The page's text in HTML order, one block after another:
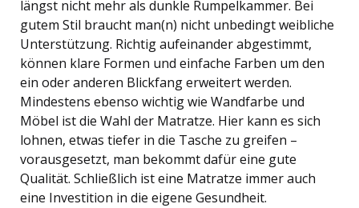
längst nicht mehr als dunkle Rumpelkammer. Bei
gutem Stil braucht man(n) nicht unbedingt weibliche
Unterstützung. Richtig aufeinander abgestimmt,
können klare Formen und einfache Farben um den
ein oder anderen Blickfang erweitert werden.
Mindestens ebenso wichtig wie Wandfarbe und
Möbel ist die Wahl der Matratze. Hier kann es sich
lohnen, etwas tiefer in die Tasche zu greifen –
vorausgesetzt, man bekommt dafür eine gute
Qualität. Schließlich ist eine Matratze immer auch
eine Investition in die eigene Gesundheit.